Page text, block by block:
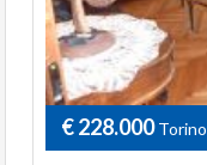
€ 228.000Torino